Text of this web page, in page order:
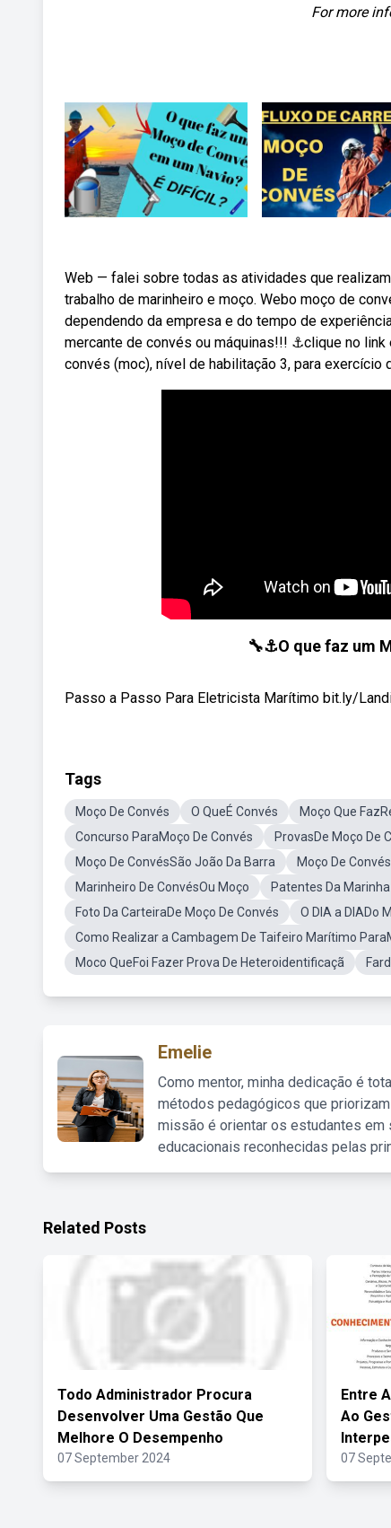
For more
Web — falei sobre todas as atividades que
trabalho de marinheiro e moço. Webo moço de
dependendo da empresa e do tempo de
mercante de convés ou máquinas!!! ⚓clique no
convés (moc), nível de habilitação 3, para
🔧⚓️O que faz um
Passo a Passo Para Eletricista Marítimo bit.ly/
Tags
Moço De Convés O QueÉ Convés Moço Que
Concurso ParaMoço De Convés
ProvasDe Moço De
Moço De ConvésSão João Da Barra
Moço De
Marinheiro De ConvésOu Moço
Patentes Da
Foto Da CarteiraDe Moço De Convés
O DIA a DIADo
Como Realizar a Cambagem De Taifeiro Marítimo
Moco QueFoi Fazer Prova De Heteroidentificaçã
Emelie
Como mentor, minha dedicação é
métodos pedagógicos que
missão é orientar os estudantes em
educacionais reconhecidas pelas
Related Posts
Todo Administrador Procura
Desenvolver Uma Gestão Que
Melhore O Desempenho
07 September 2024
Entre
Ao
07